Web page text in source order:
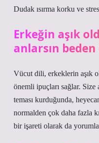
Dudak ısırma korku ve
Erkeğin aşık
anlarsın
Vücut dili, erkeklerin aşık
önemli ipuçları sağlar.
teması kurduğunda,
normalden çok daha fazla
bir işareti olarak da